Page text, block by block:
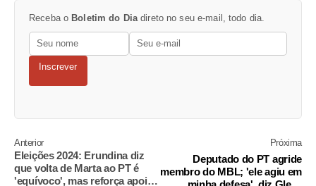
Receba o Boletim do Diadireto no seu e-mail, todo dia.
Inscrever
Anterior
Eleições 2024: Erundina diz
que volta de Marta ao PT é
'equívoco', mas reforça apoio
Próxima
Deputado do PT agride
membro do MBL; 'ele agiu em